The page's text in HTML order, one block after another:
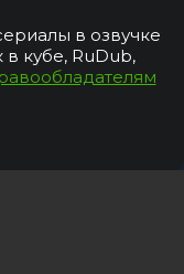
в озвучке
в кубе, RuDub,